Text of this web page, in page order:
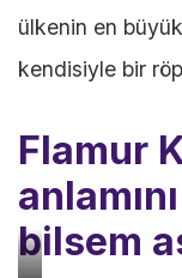
ülkenin en
kendisiyle bir
Flamur
bilsem